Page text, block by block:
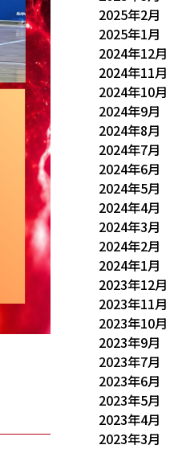
2025年2月
2025年1月
2024年12月
2024年11月
2024年10月
2024年9月
2024年8月
2024年7月
2024年6月
2024年5月
2024年4月
2024年3月
2024年2月
2024年1月
2023年12月
2023年11月
2023年10月
2023年9月
2023年7月
2023年6月
2023年5月
2023年4月
2023年3月